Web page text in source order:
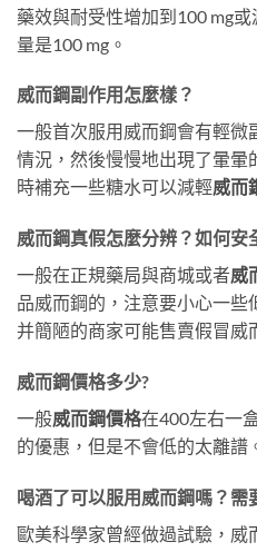
藥效與耐受性增加到100 mg
量是100 mg。
威而鋼副作用怎麼樣？
一般首次服用威而鋼會有輕微
情況，然後慢慢地出現了暈暈
時補充一些糖水可以減輕威而
威而鋼真假怎麼分辨？如何安
一般在正規藥局與商城或者威
品威而鋼的，注意要小心一
并簡陋的商家可能售賣假冒威
威而鋼價格多少?
一般威而鋼價格在400左右一
的優惠，但是不會低的太離譜
喝酒了可以服用威而鋼嗎？需
歐美科學家曾經做過試驗，威